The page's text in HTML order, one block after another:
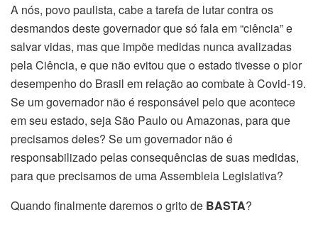
A nós, povo paulista, cabe a tarefa de lutar contra os
desmandos deste governador que só fala em “ciência” e
salvar vidas, mas que impõe medidas nunca avalizadas
pela Ciência, e que não evitou que o estado tivesse o pior
desempenho do Brasil em relação ao combate à Covid-19.
Se um governador não é responsável pelo que acontece
em seu estado, seja São Paulo ou Amazonas, para que
precisamos deles? Se um governador não é
responsabilizado pelas consequências de suas medidas,
para que precisamos de uma Assembleia Legislativa?
Quando finalmente daremos o grito de BASTA?